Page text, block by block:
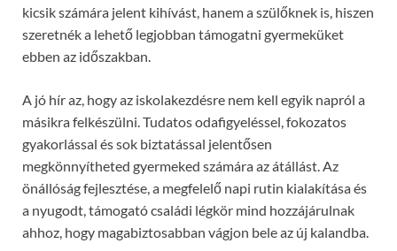
kicsik számára jelent kihívást, hanem a szülőknek is, hiszen
szeretnék a lehető legjobban támogatni gyermeküket
ebben az időszakban.
A jó hír az, hogy az iskolakezdésre nem kell egyik napról a
másikra felkészülni. Tudatos odafigyeléssel, fokozatos
gyakorlással és sok biztatással jelentősen
megkönnyítheted gyermeked számára az átállást. Az
önállóság fejlesztése, a megfelelő napi rutin kialakítása és
a nyugodt, támogató családi légkör mind hozzájárulnak
ahhoz, hogy magabiztosabban vágjon bele az új kalandba.